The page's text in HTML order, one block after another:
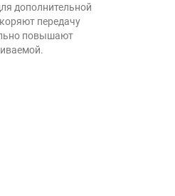
дополнительной
передачу
повышают